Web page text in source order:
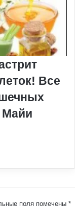
Все
Майи
поля помечены *